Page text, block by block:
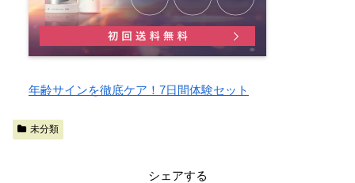
年齢サインを徹底ケア！7日間体験セット
未分類
シェアする